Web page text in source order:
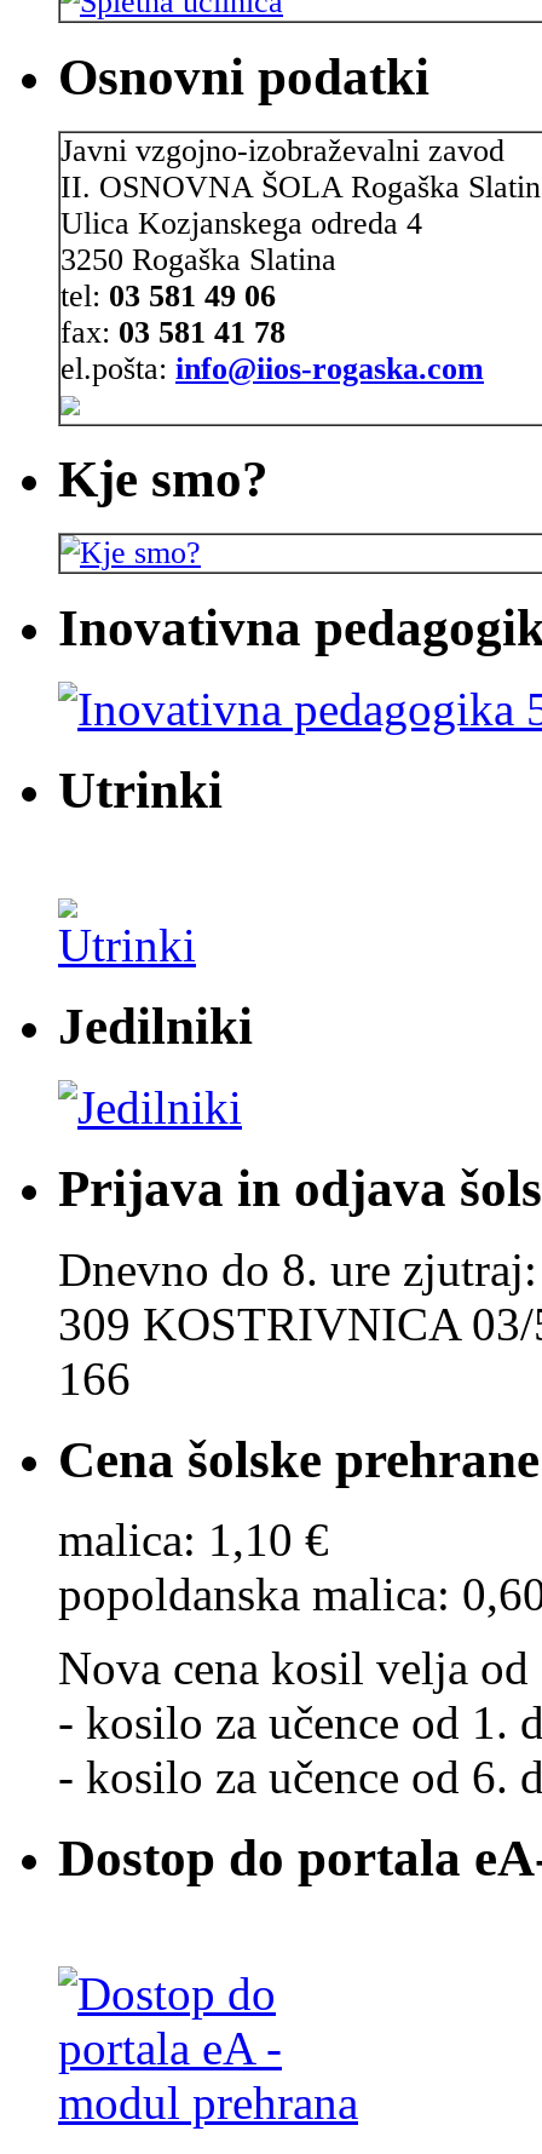
Osnovni podatki
Javni vzgojno-izobraževalni zavod
II. OSNOVNA ŠOLA Rogaška
Ulica Kozjanskega odreda 4
3250 Rogaška Slatina
tel: 03 581 49 06
fax: 03 581 41 78
el.pošta: info@iios-rogaska.com
Kje smo?
Inovativna
Utrinki
Jedilniki
Prijava in odjava
Dnevno do 8. ure
309 KOSTRIVNICA
166
Cena šolske prehrane
malica: 1,10 €
popoldanska malica:
Nova cena kosil velja
- kosilo za učence od 1.
- kosilo za učence od 6.
Dostop do portala